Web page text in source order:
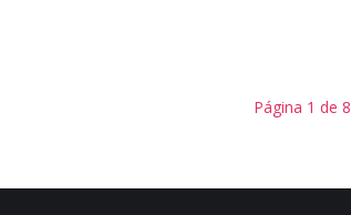
Página 1 de 8